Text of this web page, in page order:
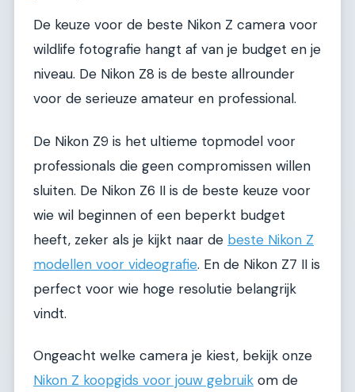
De keuze voor de beste Nikon Z camera voor
wildlife fotografie hangt af van je budget en je
niveau. De Nikon Z8 is de beste allrounder
voor de serieuze amateur en professional.
De Nikon Z9 is het ultieme topmodel voor
professionals die geen compromissen willen
sluiten. De Nikon Z6 II is de beste keuze voor
wie wil beginnen of een beperkt budget
heeft, zeker als je kijkt naar de beste Nikon Z
modellen voor videografie. En de Nikon Z7 II is
perfect voor wie hoge resolutie belangrijk
vindt.
Ongeacht welke camera je kiest, bekijk onze
Nikon Z koopgids voor jouw gebruik om de